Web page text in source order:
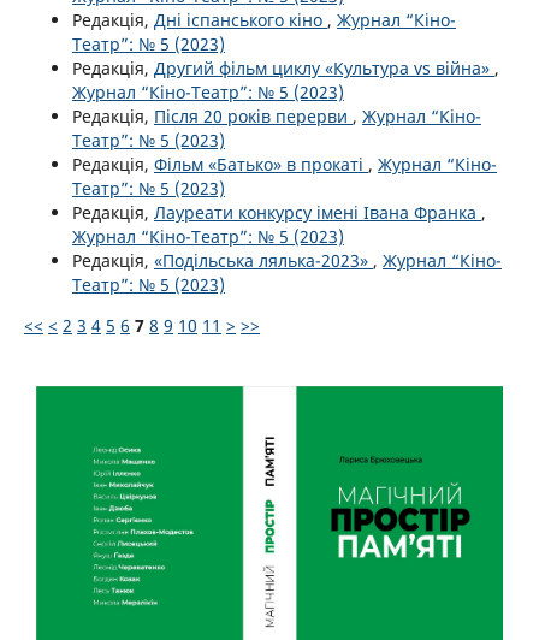
Редакція, Дні іспанського кіно , Журнал “Кіно-
Театр”: № 5 (2023)
Редакція, Другий фільм циклу «Культура vs війна» ,
Журнал “Кіно-Театр”: № 5 (2023)
Редакція, Після 20 років перерви , Журнал “Кіно-
Театр”: № 5 (2023)
Редакція, Фільм «Батько» в прокаті , Журнал “Кіно-
Театр”: № 5 (2023)
Редакція, Лауреати конкурсу імені Івана Франка ,
Журнал “Кіно-Театр”: № 5 (2023)
Редакція, «Подільська лялька-2023» , Журнал “Кіно-
Театр”: № 5 (2023)
<< < 2 3 4 5 6 7 8 9 10 11 > >>